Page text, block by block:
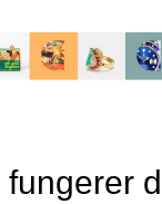
fungerer